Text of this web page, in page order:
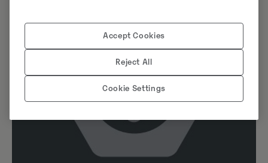
Accept Cookies
Reject All
Cookie Settings